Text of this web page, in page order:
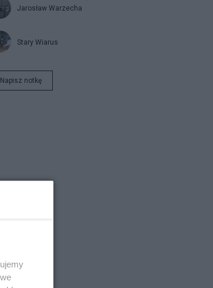
Jarosław Warzecha
Stary Wiarus
Napisz notkę